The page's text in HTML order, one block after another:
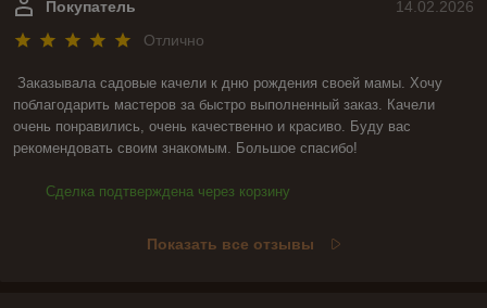
14.02.2026
Покупатель
Отлично
Заказывала садовые качели к дню рождения своей мамы. Хочу
поблагодарить мастеров за быстро выполненный заказ. Качели
очень понравились, очень качественно и красиво. Буду вас
рекомендовать своим знакомым. Большое спасибо!
Сделка подтверждена через корзину
Показать все отзывы